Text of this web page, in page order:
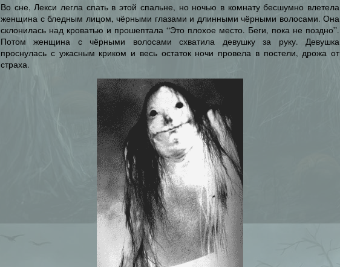
Во сне, Лекси легла спать в этой спальне, но ночью в комнату бесшумно влетела
женщина с бледным лицом, чёрными глазами и длинными чёрными волосами. Она
склонилась над кроватью и прошептала “Это плохое место. Беги, пока не поздно”.
Потом женщина с чёрными волосами схватила девушку за руку. Девушка
проснулась с ужасным криком и весь остаток ночи провела в постели, дрожа от
страха.